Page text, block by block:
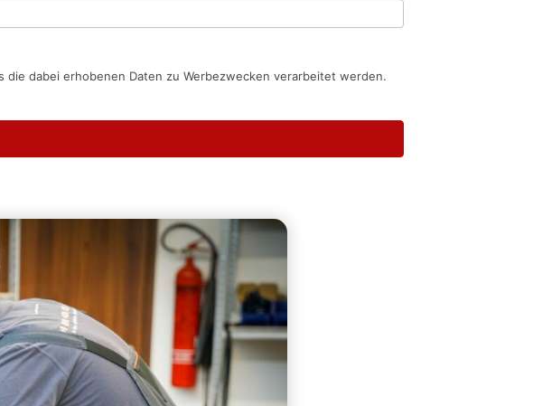
dabei erhobenen Daten zu Werbezwecken verarbeitet werden.